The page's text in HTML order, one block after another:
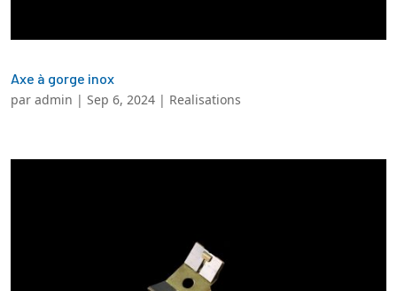
Axe à gorge inox
par admin | Sep 6, 2024 | Realisations